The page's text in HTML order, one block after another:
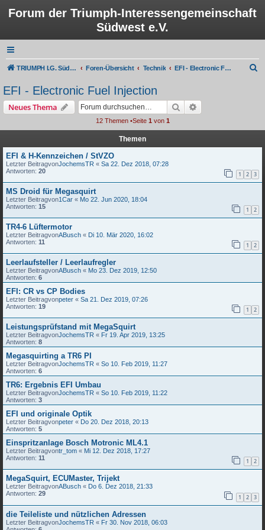
Forum der Triumph-Interessengemeinschaft
Südwest e.V.
TRIUMPH I.G. Südwest e.V. Foren-Übersicht Technik EFI - Electronic Fuel Injection
EFI - Electronic Fuel Injection
Neues Thema Suche
12 Themen •Seite 1 von 1
Themen
EFI & H-Kennzeichen / StVZO
Letzter BeitragvonJochemsTR « Sa 22. Dez 2018, 07:28
Antworten: 20 1 2 3
MS Droid für Megasquirt
Letzter Beitragvon1Car « Mo 22. Jun 2020, 18:04
Antworten: 15 1 2
TR4-6 Lüftermotor
Letzter BeitragvonABusch « Di 10. Mär 2020, 16:02
Antworten: 11 1 2
Leerlaufsteller / Leerlaufregler
Letzter BeitragvonABusch « Mo 23. Dez 2019, 12:50
Antworten: 6
EFI: CR vs CP Bodies
Letzter Beitragvonpeter « Sa 21. Dez 2019, 07:26
Antworten: 19 1 2
Leistungsprüfstand mit MegaSquirt
Letzter BeitragvonJochemsTR « Fr 19. Apr 2019, 13:25
Antworten: 8
Megasquirting a TR6 PI
Letzter BeitragvonJochemsTR « So 10. Feb 2019, 11:27
Antworten: 6
TR6: Ergebnis EFI Umbau
Letzter BeitragvonJochemsTR « So 10. Feb 2019, 11:22
Antworten: 3
EFI und originale Optik
Letzter Beitragvonpeter « Do 20. Dez 2018, 20:13
Antworten: 5
Einspritzanlage Bosch Motronic ML4.1
Letzter Beitragvontr_tom « Mi 12. Dez 2018, 17:27
Antworten: 11 1 2
MegaSquirt, ECUMaster, Trijekt
Letzter BeitragvonABusch « Do 6. Dez 2018, 21:33
Antworten: 29 1 2 3
die Teileliste und nützlichen Adressen
Letzter BeitragvonJochemsTR « Fr 30. Nov 2018, 06:03